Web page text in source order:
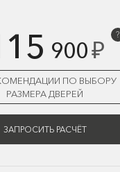
900₽
?
ПО ВЫБОРУ
РАЗМЕРА ДВЕРЕЙ
ЗАПРОСИТЬ РАСЧЁТ